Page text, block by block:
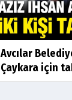
Avcılar
Çaykara için